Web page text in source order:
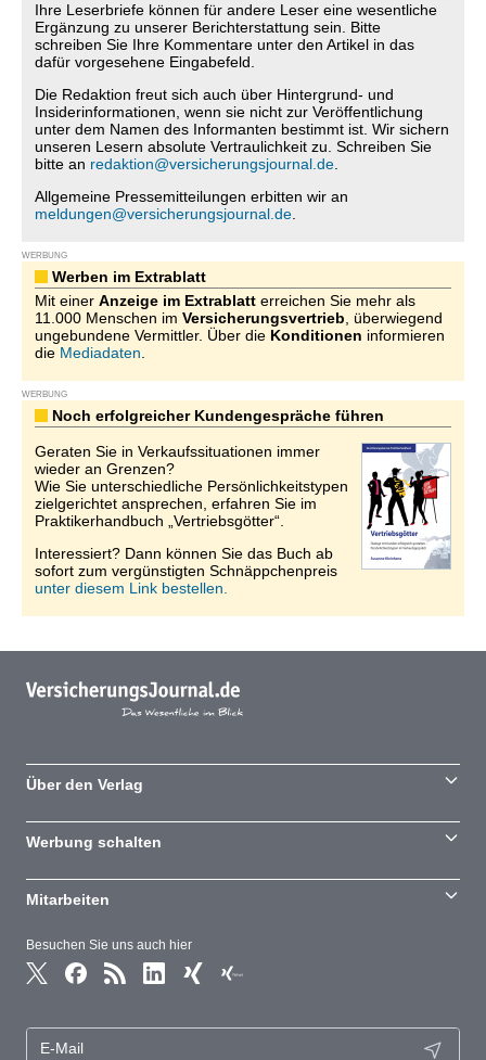
Ihre Leserbriefe können für andere Leser eine wesentliche
Ergänzung zu unserer Berichterstattung sein. Bitte
schreiben Sie Ihre Kommentare unter den Artikel in das
dafür vorgesehene Eingabefeld.
Die Redaktion freut sich auch über Hintergrund- und
Insiderinformationen, wenn sie nicht zur Veröffentlichung
unter dem Namen des Informanten bestimmt ist. Wir sichern
unseren Lesern absolute Vertraulichkeit zu. Schreiben Sie
bitte an redaktion@versicherungsjournal.de
Allgemeine Pressemitteilungen erbitten wir an
meldungen@versicherungsjournal.de
WERBUNG
Werben im Extrablatt
Mit einer Anzeige im Extrablatt erreichen Sie mehr als
11.000 Menschen im Versicherungsvertrieb , überwiegend
ungebundene Vermittler. Über die Konditionen informieren
die Mediadaten
WERBUNG
Noch erfolgreicher Kundengespräche führen
Geraten Sie in Verkaufssituationen immer
wieder an Grenzen?
Wie Sie unterschiedliche Persönlichkeitstypen
zielgerichtet ansprechen, erfahren Sie im
Praktikerhandbuch „Vertriebsgötter“.
Interessiert? Dann können Sie das Buch ab
sofort zum vergünstigten Schnäppchenpreis
unter diesem Link bestellen.
Besuchen Sie uns auch hier
Über den Verlag
Werbung schalten
Mitarbeiten